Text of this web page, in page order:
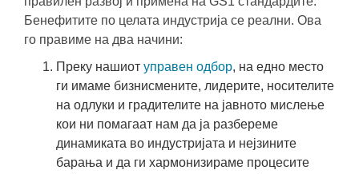
Бенефитите по целата индустрија се реални. Ова
го правиме на два начини:
Преку нашиот управен одбор, на едно место
ги имаме бизнисмените, лидерите, носителите
на одлуки и градителите на јавното мислење
кои ни помагаат нам да ја разбереме
динамиката во индустријата и нејзините
барања и да ги хармонизираме процесите